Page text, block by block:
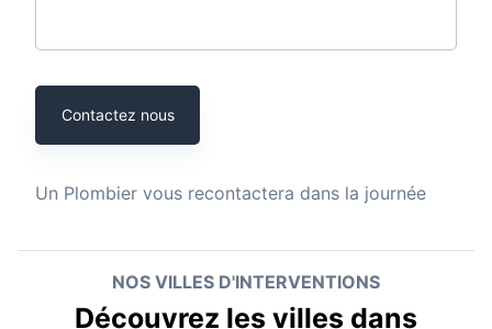
Contactez nous
Un Plombier vous recontactera dans la journée
NOS VILLES D'INTERVENTIONS
Découvrez les villes dans